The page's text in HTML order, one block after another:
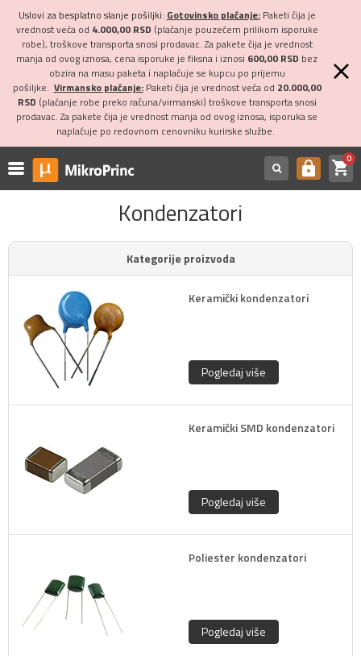
Uslovi za besplatno slanje pošiljki: Gotovinsko plaćanje:Paketi čija je
vrednost veća od 4.000,00 RSD (plaćanje pouzećem prilikom isporuke
robe), troškove transporta snosi prodavac. Za pakete čija je vrednost
manja od ovog iznosa, cena isporuke je fiksna i iznosi 600,00 RSD bez
obzira na masu paketa i naplaćuje se kupcu po prijemu
pošiljke. Virmansko plaćanje:Paketi čija je vrednost veća od 20.000,00
RSD (plaćanje robe preko računa/virmanski) troškove transporta snosi
prodavac. Za pakete čija je vrednost manja od ovog iznosa, isporuka se
naplaćuje po redovnom cenovniku kurirske službe.
https shopping_cart0
Kondenzatori
Kategorije proizvoda
Keramički kondenzatori
Pogledaj više
Keramički SMD kondenzatori
Pogledaj više
Poliester kondenzatori
Pogledaj više